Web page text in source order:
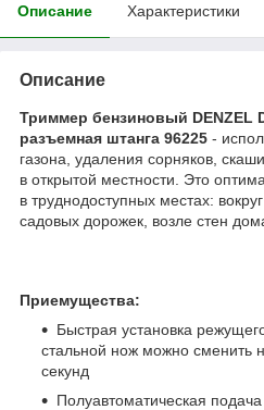
Описание Характеристики
Описание
Триммер бензиновый DENZEL
разъемная штанга 96225 -
газона, удаления сорняков,
в открытой местности. Это
в труднодоступных местах:
садовых дорожек, возле стен
Приемущества:
Быстрая установка
стальной нож можно сменить
секунд
Полуавтоматическая